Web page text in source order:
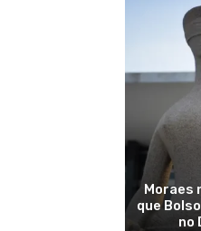
Moraes
que
no